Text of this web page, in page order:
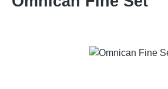
Bildergalerie überspringen